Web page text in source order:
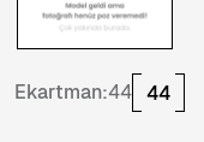
Ekartman:44 44